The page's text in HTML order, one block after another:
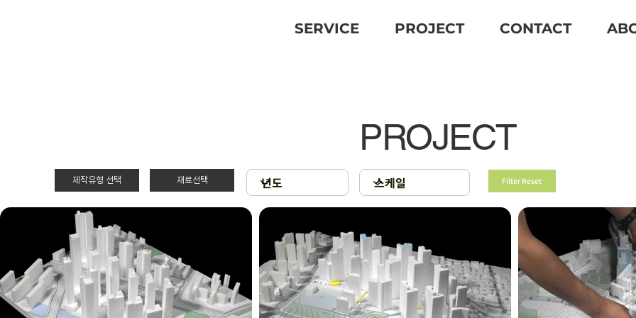
SERVICE PROJECT CONTACT
제작유형 선택 재료선택 Filter Reset
아크릴 & 3D 프
린팅
확대모형
제작유형선택
PT
현상
PROJECT